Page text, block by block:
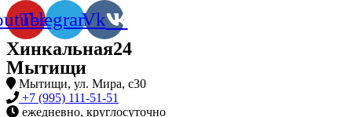
TelegramVk
Хинкальная24
Мытищи
Мытищи, ул. Мира, с30
+7 (995) 111-51-51
ежедневно, круглосуточно